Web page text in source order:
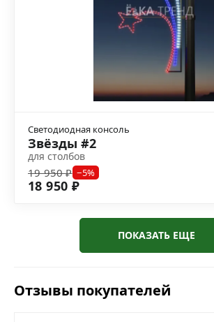
Светодиодная консоль
Звёзды #2
для столбов
19 950 ₽ −5%
18 950 ₽
ПОКАЗАТЬ ЕЩЕ
Отзывы покупателей